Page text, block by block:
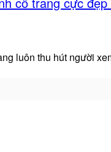
luôn thu hút người